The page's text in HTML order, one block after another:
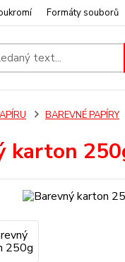
Formáty souborů
BAREVNÉ PAPÍRY
karton